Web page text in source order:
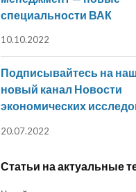
специальности ВАК
10.10.2022
Подписывайтесь на
новый канал Новости
экономических
20.07.2022
Статьи на актуальные